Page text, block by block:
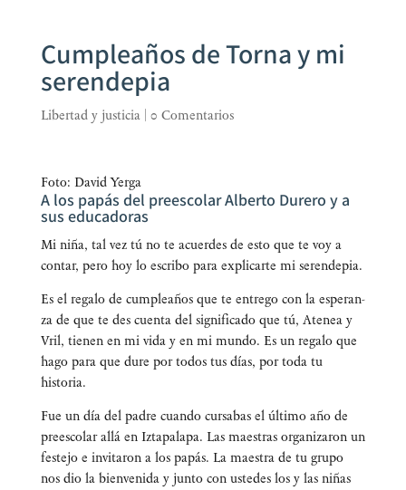
Cumpleaños de Torna y mi
serendepia
Libertad y justicia| 0 Comentarios
Foto: David Yerga
A los papás del preescolar Alberto Durero y a
sus educadoras
Mi niña, tal vez tú no te acuer­des de esto que te voy a
con­tar, pero hoy lo escri­bo para expli­car­te mi serendepia.
Es el rega­lo de cum­plea­ños que te entre­go con la espe­ran­
za de que te des cuen­ta del sig­ni­fi­ca­do que tú, Ate­nea y
Vril, tie­nen en mi vida y en mi mun­do. Es un rega­lo que
hago para que dure por todos tus días, por toda tu
historia.
Fue un día del padre cuan­do cur­sa­bas el últi­mo año de
pre­es­co­lar allá en Izta­pa­la­pa. Las maes­tras orga­ni­za­ron un
fes­te­jo e invi­ta­ron a los papás. La maes­tra de tu gru­po
nos dio la bien­ve­ni­da y jun­to con uste­des los y las niñas